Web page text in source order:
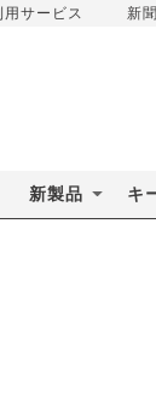
用サービス 新
新製品 キ